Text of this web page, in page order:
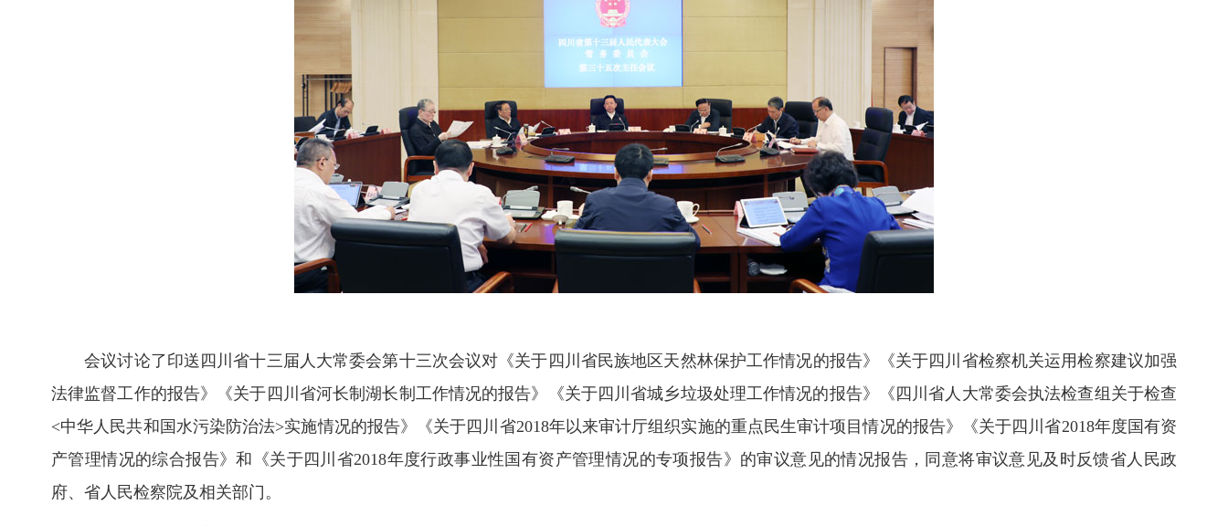
会议讨论了印送四川省十三届人大常委会第十三次会议对《关于四川省民族地区天然林保护工作情况的报告》《关于四川省检察机关运用检察建议加强
法律监督工作的报告》《关于四川省河长制湖长制工作情况的报告》《关于四川省城乡垃圾处理工作情况的报告》《四川省人大常委会执法检查组关于检查
<中华人民共和国水污染防治法>实施情况的报告》《关于四川省2018年以来审计厅组织实施的重点民生审计项目情况的报告》《关于四川省2018年度国有资
产管理情况的综合报告》和《关于四川省2018年度行政事业性国有资产管理情况的专项报告》的审议意见的情况报告，同意将审议意见及时反馈省人民政
府、省人民检察院及相关部门。